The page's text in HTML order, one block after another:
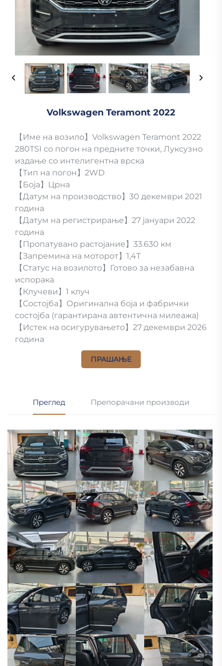
Volkswagen Teramont 2022
【Име на возило】Volkswagen Teramont 2022
280TSI со погон на предните точки, Луксузно
издање со интелигентна врска
【Тип на погон】2WD
【Боја】Црна
【Датум на производство】30 декември 2021
година
【Датум на регистрирање】27 јануари 2022
година
【Пропатувано растојание】33.630 км
【Запремина на моторот】1,4T
【Статус на возилото】Готово за незабавна
испорака
【Клучеви】1 клуч
【Состојба】Оригинална боја и фабрички
состојба (гарантирана автентична милеажа)
【Истек на осигурувањето】27 декември 2026
година
ПРАШАЊЕ
Преглед Препорачани производи